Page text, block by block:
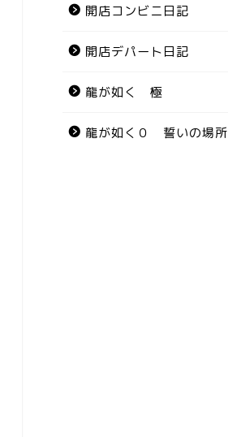
開店コンビニ日記
開店デパート日記
龍が如く 極
龍が如く０ 誓いの場所